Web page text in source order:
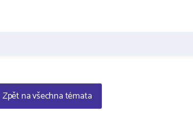
na všechna témata